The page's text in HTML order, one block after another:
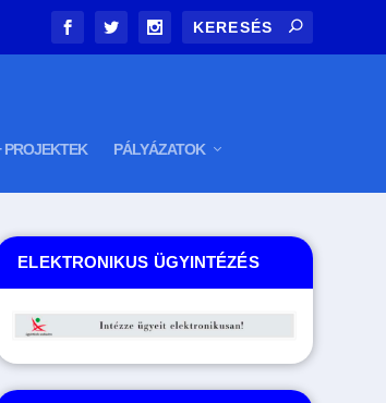
PROJEKTEK PÁLYÁZATOK
ELEKTRONIKUS ÜGYINTÉZÉS